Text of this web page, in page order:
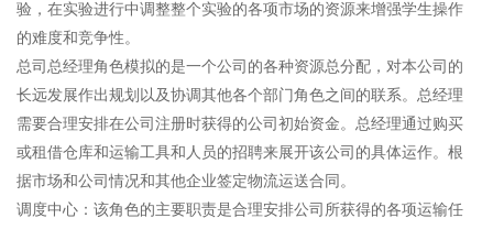
验，在实验进行中调整整个实验的各项市场的资源来增强学生操作
的难度和竞争性。
总司总经理角色模拟的是一个公司的各种资源总分配，对本公司的
长远发展作出规划以及协调其他各个部门角色之间的联系。总经理
需要合理安排在公司注册时获得的公司初始资金。总经理通过购买
或租借仓库和运输工具和人员的招聘来展开该公司的具体运作。根
据市场和公司情况和其他企业签定物流运送合同。
调度中心：该角色的主要职责是合理安排公司所获得的各项运输任